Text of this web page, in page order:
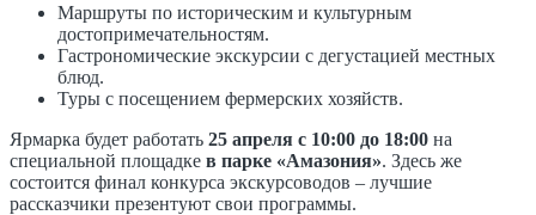
Маршруты по историческим и культурным
достопримечательностям.
Гастрономические экскурсии с дегустацией местных
блюд.
Туры с посещением фермерских хозяйств.
Ярмарка будет работать 25 апреля с 10:00 до 18:00 на
специальной площадке в парке «Амазония». Здесь же
состоится финал конкурса экскурсоводов – лучшие
рассказчики презентуют свои программы.